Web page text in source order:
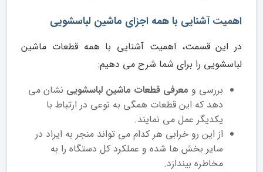
اهمیت آشنایی با همه اجزای ماشین لباسشویی
در این قسمت، اهمیت آشنایی با همه قطعات ماشین
لباسشویی را برای شما شرح می دهیم:
بررسی و معرفی قطعات ماشین لباسشویی نشان می
دهد که این قطعات همگی به نوعی در ارتباط با
یکدیگر عمل می نمایند.
از این رو خرابی هر کدام می تواند منجر به ایراد در
سایر بخش ها شده و عملکرد کل دستگاه را به
مخاطره بیندازد.